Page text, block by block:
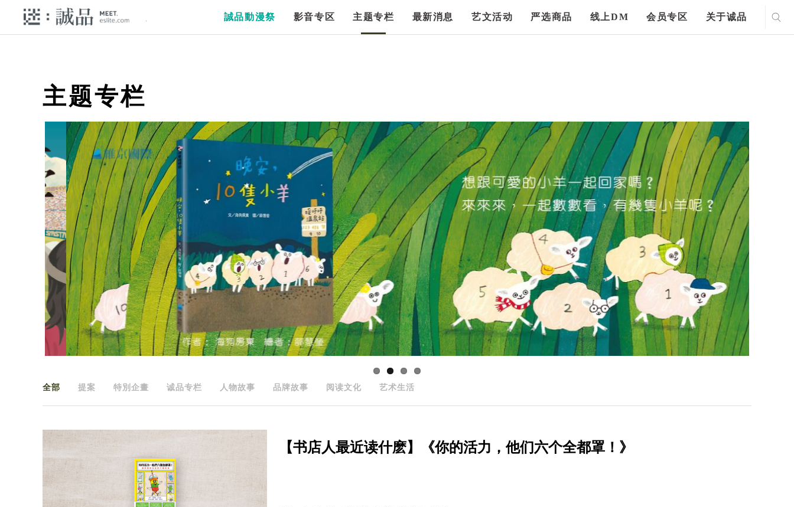
誠品動漫祭 影音专区 主题专栏 最新消息 艺文活动 严选商品 线上DM 会员专区 关于诚品
主题专栏
全部 提案 特別企畫 诚品专栏 人物故事 品牌故事 阅读文化 艺术生活
【书店人最近读什麽】《你的活力，他们六个全都罩！》